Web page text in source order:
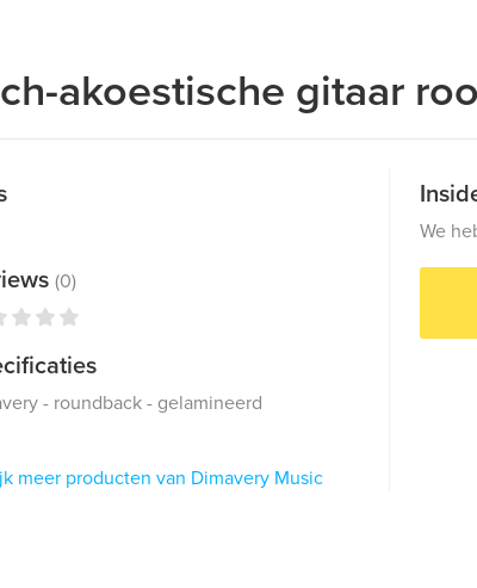
akoestische gitaar
(0)
- roundback - gelamineerd
meer producten van Dimavery Music
We